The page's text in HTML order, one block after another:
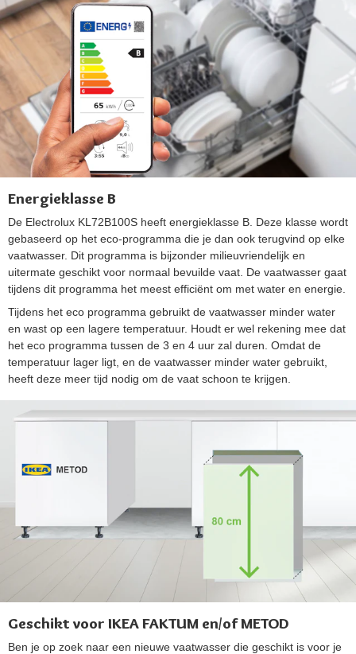
Energieklasse B
De Electrolux KL72B100S heeft energieklasse B. Deze klasse wordt
gebaseerd op het eco-programma die je dan ook terugvind op elke
vaatwasser. Dit programma is bijzonder milieuvriendelijk en
uitermate geschikt voor normaal bevuilde vaat. De vaatwasser gaat
tijdens dit programma het meest efficiënt om met water en energie.
Tijdens het eco programma gebruikt de vaatwasser minder water
en wast op een lagere temperatuur. Houdt er wel rekening mee dat
het eco programma tussen de 3 en 4 uur zal duren. Omdat de
temperatuur lager ligt, en de vaatwasser minder water gebruikt,
heeft deze meer tijd nodig om de vaat schoon te krijgen.
Geschikt voor IKEA FAKTUM en/of METOD
Ben je op zoek naar een nieuwe vaatwasser die geschikt is voor je